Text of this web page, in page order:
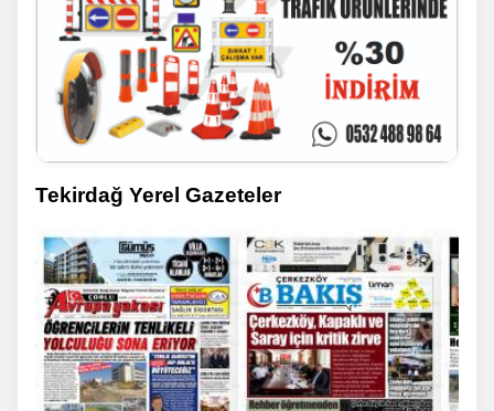
Tekirdağ Yerel Gazeteler